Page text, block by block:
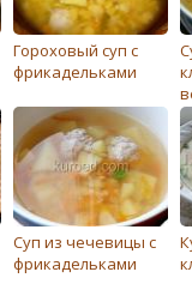
Гороховый суп с
фрикадельками
Суп из чечевицы с
фрикадельками